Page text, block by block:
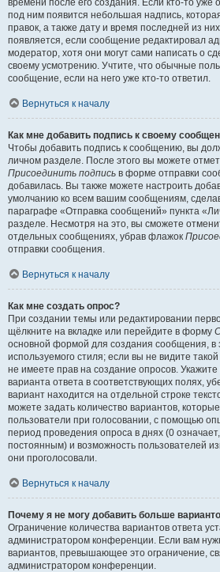
времени после его создания. Если кто-то уже
под ним появится небольшая надпись,
правок, а также дату и время последней из
появляется, если сообщение редактировал
модератор, хотя они могут сами написать о
своему усмотрению. Учтите, что обычные
сообщение, если на него уже кто-то ответил.
Вернуться к началу
Как мне добавить подпись к своему
Чтобы добавить подпись к сообщению, вы
личном разделе. После этого вы можете
Присоединить подпись в форме отправки
добавилась. Вы также можете настроить
умолчанию ко всем вашим сообщениям,
параграфе «Отправка сообщений» пункта
разделе. Несмотря на это, вы сможете
отдельных сообщениях, убрав флажок
отправки сообщения.
Вернуться к началу
Как мне создать опрос?
При создании темы или редактировании
щёлкните на вкладке или перейдите в форму
основной формой для создания сообщения, в
используемого стиля; если вы не видите
не имеете прав на создание опросов.
варианта ответа в соответствующих полях,
вариант находится на отдельной строке
можете задать количество вариантов,
пользователи при голосовании, с помощью
период проведения опроса в днях (0
постоянным) и возможность пользователей
они проголосовали.
Вернуться к началу
Почему я не могу добавить больше
Ограничение количества вариантов ответа
администратором конференции. Если вам
вариантов, превышающее это ограничение,
администратором конференции.